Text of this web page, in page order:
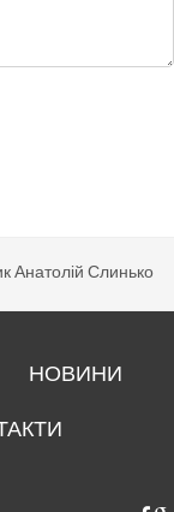
Анатолій Слинько
НОВИНИ